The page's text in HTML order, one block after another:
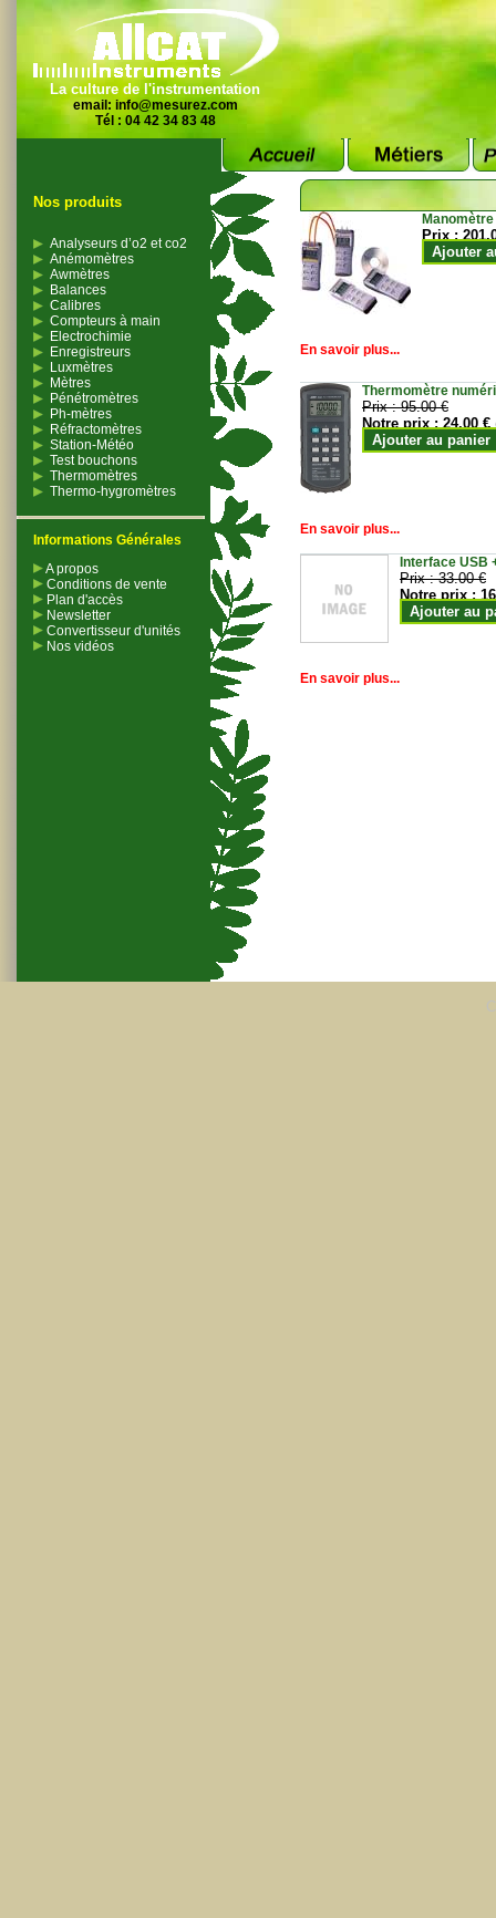
La culture de l'instrumentation
email: info@mesurez.com
Tél : 04 42 34 83 48
Nos produits
Analyseurs d’o2 et co2
Anémomètres
Awmètres
Balances
Calibres
Compteurs à main
Electrochimie
Enregistreurs
Luxmètres
Mètres
Pénétromètres
Ph-mètres
Réfractomètres
Station-Météo
Test bouchons
Thermomètres
Thermo-hygromètres
Informations Générales
A propos
Conditions de vente
Plan d'accès
Newsletter
Convertisseur d'unités
Nos vidéos
Prix :
Ajouter
En savoir plus...
Thermomètre
Prix :95.00 €
Notre prix :24.00 €
Ajouter au panier
En savoir plus...
Interface USB
Prix :33.00 €
Notre prix :
Ajouter au
En savoir plus...